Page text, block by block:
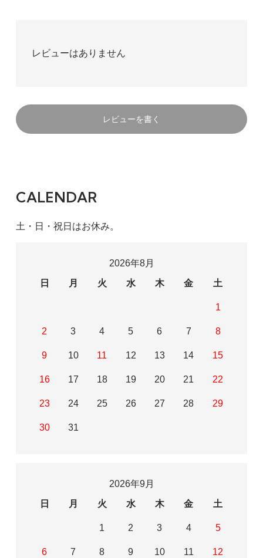
レビューはありません
レビューを書く
CALENDAR
土・日・祝日はお休み。
2026年8月
日
月 火 水 木 金 土
1
2 3 4 5 6 7 8
9 10 11 12 13 14 15
16 17 18 19 20 21 22
23 24 25 26 27 28 29
30 31
2026年9月
日
月 火 水 木 金 土
1 2 3 4 5
6 7 8 9 10 11 12